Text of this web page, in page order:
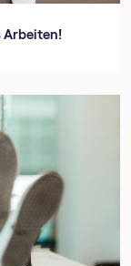
Arbeiten!